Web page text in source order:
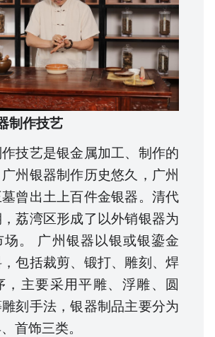
制作技艺
技艺是银金属加工、制作的
州银器制作历史悠久，广州
曾出土上百件金银器。清代
荔湾区形成了以外销银器为
场。 广州银器以银或银鎏金
包括裁剪、锻打、雕刻、焊
，主要采用平雕、浮雕、圆
刻手法，银器制品主要分为
首饰三类。